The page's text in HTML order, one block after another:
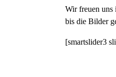
Wir freuen uns
bis die Bilder
[smartslider3